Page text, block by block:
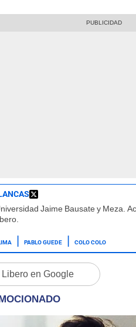
Jaime Bausate y Meza.
PABLO GUEDE COLO COLO
Libero en Google